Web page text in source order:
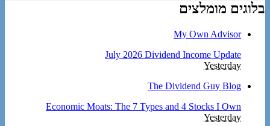
בלוגים מומלצים
My Own Advisor
July 2026 Dividend Income Update
Yesterday
The Dividend Guy Blog
Economic Moats: The 7 Types and 4 Stocks I Own
Yesterday